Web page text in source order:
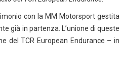
con la MM Motorsport gestita
già in partenza. L’unione di queste
del TCR European Endurance – in